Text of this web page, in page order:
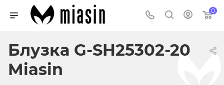
0
Блузка G-SH25302-20
Miasin